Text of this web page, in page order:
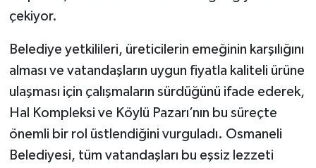
çekiyor.
Belediye yetkilileri, üreticilerin emeğinin karşılığını
alması ve vatandaşların uygun fiyatla kaliteli ürüne
ulaşması için çalışmaların sürdüğünü ifade ederek,
Hal Kompleksi ve Köylü Pazarı’nın bu süreçte
önemli bir rol üstlendiğini vurguladı. Osmaneli
Belediyesi, tüm vatandaşları bu eşsiz lezzeti